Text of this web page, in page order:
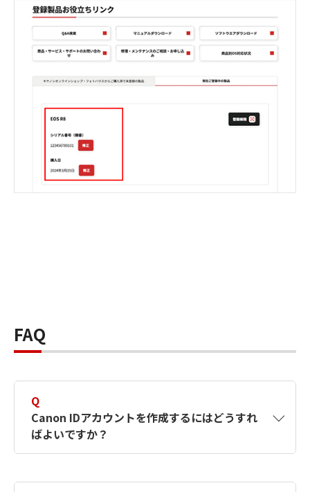
FAQ
Q
Canon IDアカウントを作成するにはどうすれ
ばよいですか？